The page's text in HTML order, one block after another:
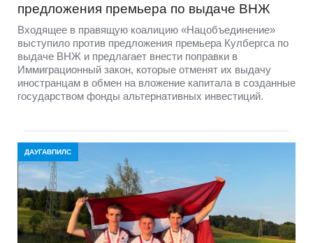
предложения премьера по выдаче ВНЖ
Входящее в правящую коалицию «Нацобъединение»
выступило против предложения премьера Кулбергса по
выдаче ВНЖ и предлагает внести поправки в
Иммиграционный закон, которые отменят их выдачу
иностранцам в обмен на вложение капитала в созданные
государством фонды альтернативных инвестиций.
ДАУГАВПИЛС